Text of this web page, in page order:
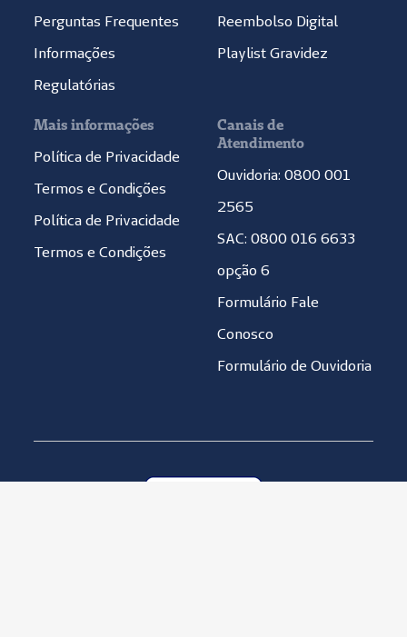
Perguntas Frequentes
Informações
Regulatórias
Reembolso Digital
Playlist Gravidez
Mais informações
Política de Privacidade
Termos e Condições
Política de Privacidade
Termos e Condições
Canais de
Atendimento
Ouvidoria: 0800 001
2565
SAC: 0800 016 6633
opção 6
Formulário Fale
Conosco
Formulário de Ouvidoria